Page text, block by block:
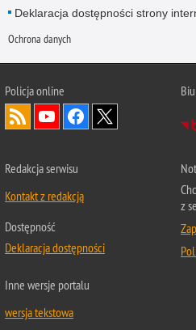
Deklaracja dostępności strony
Ochrona danych
Policja online
Redakcja serwisu
Kontakt z redakcją
Dostępność
Deklaracja dostępności
z
Inne wersje portalu
wersja tekstowa